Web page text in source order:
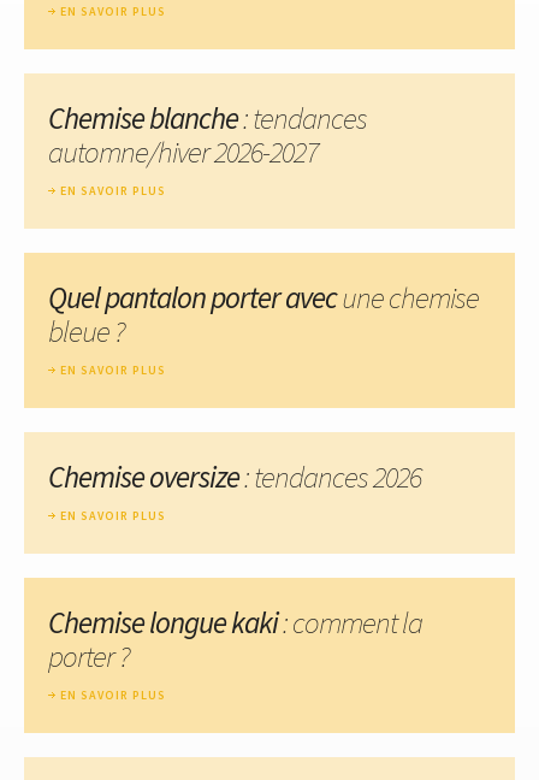
EN SAVOIR PLUS
Chemise blanche: tendances
automne/hiver 2026-2027
EN SAVOIR PLUS
Quel pantalon porter avecune chemise
bleue ?
EN SAVOIR PLUS
Chemise oversize: tendances 2026
EN SAVOIR PLUS
Chemise longue kaki: comment la
porter ?
EN SAVOIR PLUS